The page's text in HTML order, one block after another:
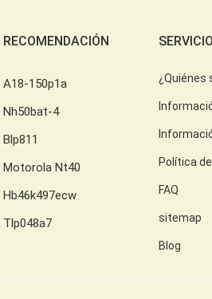
RECOMENDACIÓN
A18-150p1a
Nh50bat-4
Blp811
Motorola Nt40
Hb46k497ecw
Tlp048a7
SERVICIO
¿Quiénes
Política
FAQ
sitemap
Blog